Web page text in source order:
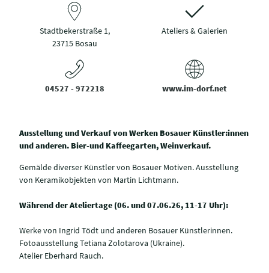
Stadtbekerstraße 1,
23715 Bosau
Ateliers & Galerien
04527 - 972218 www.im-dorf.net
Ausstellung und Verkauf von Werken Bosauer Künstler:innen
und anderen. Bier-und Kaffeegarten, Weinverkauf.
Gemälde diverser Künstler von Bosauer Motiven. Ausstellung
von Keramikobjekten von Martin Lichtmann.
Während der Ateliertage (06. und 07.06.26, 11-17 Uhr):
Werke von Ingrid Tödt und anderen Bosauer Künstlerinnen.
Fotoausstellung Tetiana Zolotarova (Ukraine).
Atelier Eberhard Rauch.